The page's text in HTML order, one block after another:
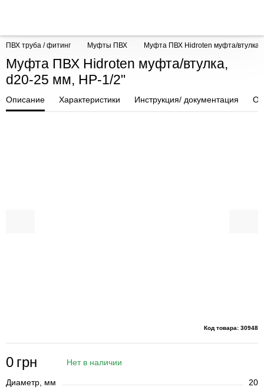
ПВХ труба / фитинг Муфты ПВХ Муфта ПВХ Hidroten муфта/
Муфта ПВХ Hidroten муфта/втулка,
d20-25 мм, НР-1/2"
Описание Характеристики Инструкция/ документация
Код товара: 30948
0 грн Нет в наличии
Диаметр, мм
20